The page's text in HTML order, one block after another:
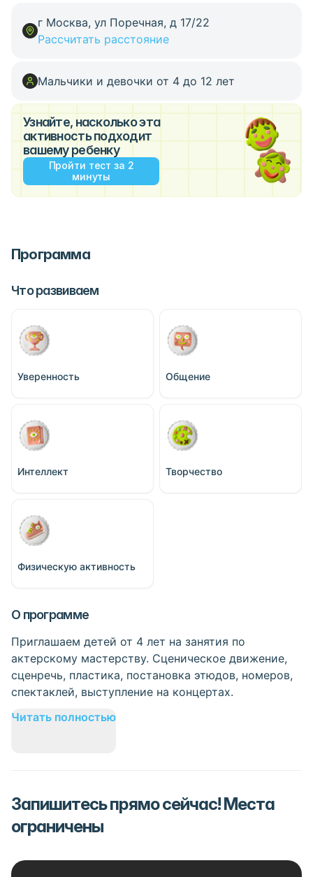
г Москва, ул Поречная, д 17/22
Рассчитать расстояние
Мальчики и девочки от 4 до 12 лет
Узнайте, насколько эта
активность подходит
вашему ребенку
Пройти тест за 2
минуты
Программа
Что развиваем
Уверенность Общение
Интеллект Творчество
Физическую активность
О программе
Приглашаем детей от 4 лет на занятия по
актерскому мастерству. Сценическое движение,
сценречь, пластика, постановка этюдов, номеров,
спектаклей, выступление на концертах.
Читать полностью
Запишитесь прямо сейчас! Места
ограничены